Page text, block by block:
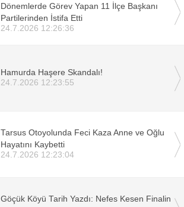
Dönemlerde Görev Yapan 11 İlçe Başkanı
Partilerinden İstifa Etti
24.7.2026 12:26:36
Hamurda Haşere Skandalı!
24.7.2026 12:23:55
Tarsus Otoyolunda Feci Kaza Anne ve Oğlu
Hayatını Kaybetti
24.7.2026 12:23:04
Göçük Köyü Tarih Yazdı: Nefes Kesen Finalin